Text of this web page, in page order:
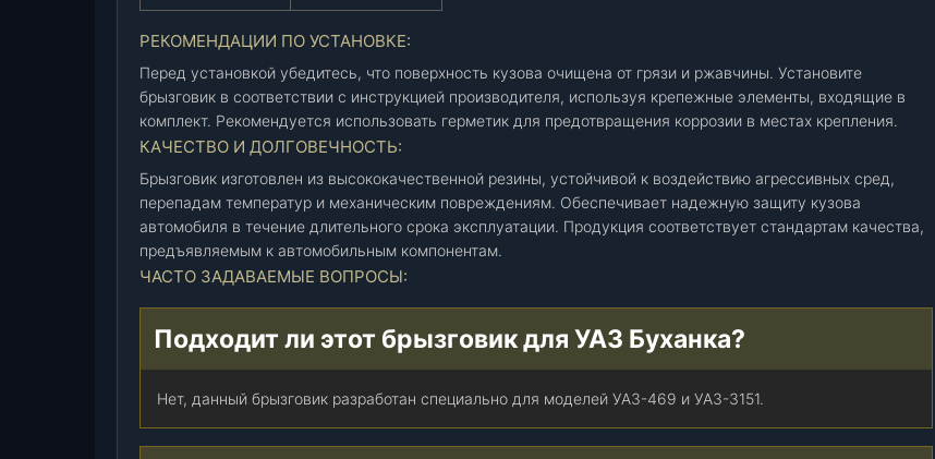
3
1
5
1
-
1
0
1
1
2
(
РЕКОМЕНДАЦИИ ПО УСТАНОВКЕ:
Перед установкой убедитесь, что поверхность кузова очищена от грязи и ржавчины. Установите
брызговик в соответствии с инструкцией производителя, используя крепежные элементы, входящие в
комплект. Рекомендуется использовать герметик для предотвращения коррозии в местах крепления.
КАЧЕСТВО И ДОЛГОВЕЧНОСТЬ:
Брызговик изготовлен из высококачественной резины, устойчивой к воздействию агрессивных сред,
перепадам температур и механическим повреждениям. Обеспечивает надежную защиту кузова
автомобиля в течение длительного срока эксплуатации. Продукция соответствует стандартам качества,
предъявляемым к автомобильным компонентам.
ЧАСТО ЗАДАВАЕМЫЕ ВОПРОСЫ:
Подходит ли этот брызговик для УАЗ Буханка?
Нет, данный брызговик разработан специально для моделей УАЗ-469 и УАЗ-3151.